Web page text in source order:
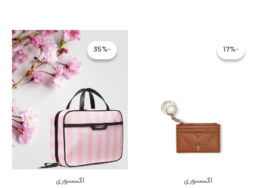
-17%-17%
اکسسوری
-35%-35%
اکسسوری
قیمت
اصلی
بود.
قیمت
فعلی
است.